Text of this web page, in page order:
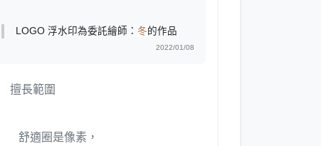
LOGO 浮水印為委託繪師：冬的作品
2022/01/08
擅長範圍
舒適圈是像素，